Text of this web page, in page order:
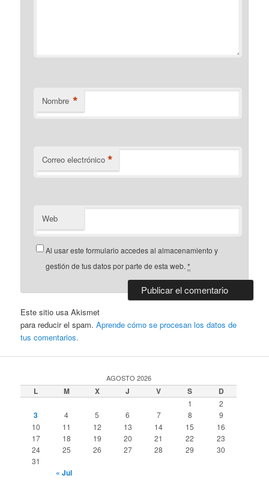
Nombre *
Correo electrónico *
Web
Al usar este formulario accedes al almacenamiento y
gestión de tus datos por parte de esta web.*
Este sitio usa Akismet
para reducir el spam.Aprende cómo se procesan los datos de
tus comentarios.
AGOSTO 2026
L M X J V S D
1 2
3 4 5 6 7 8
9
10
11 12 13 14 15
16
17
18 19 20 21 22
23
24
25 26 27 28 29
30
31
« Jul